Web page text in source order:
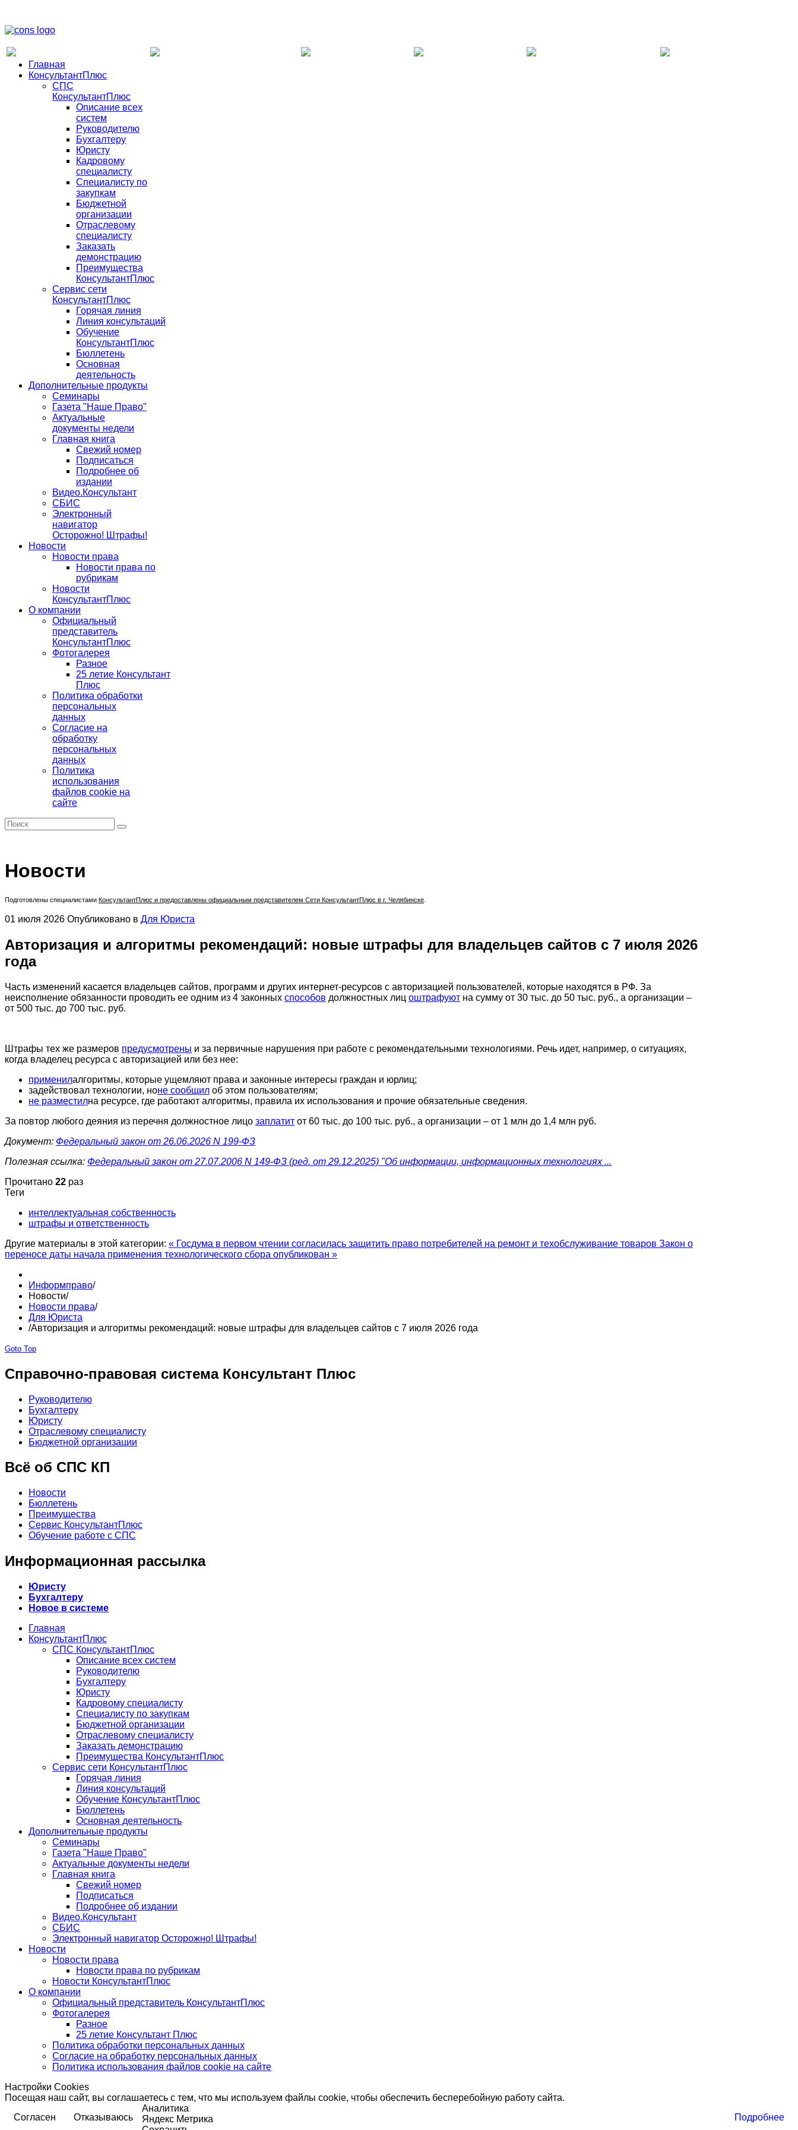
Главная
КонсультантПлюс
СПС
КонсультантПлюс
Описание всех
систем
Руководителю
Бухгалтеру
Юристу
Кадровому
специалисту
Специалисту по
закупкам
Бюджетной
организации
Отраслевому
специалисту
Заказать
демонстрацию
Преимущества
КонсультантПлюс
Сервис сети
КонсультантПлюс
Горячая линия
Линия консультаций
Обучение
КонсультантПлюс
Бюллетень
Основная
деятельность
Дополнительные продукты
Семинары
Газета "Наше Право"
Актуальные
документы недели
Главная книга
Свежий номер
Подписаться
Подробнее об
издании
Видео.Консультант
СБИС
Электронный
навигатор
Осторожно! Штрафы!
Новости
Новости права
Новости права по
рубрикам
Новости
КонсультантПлюс
О компании
Официальный
представитель
КонсультантПлюс
Фотогалерея
Разное
25 летие Консультант
Плюс
Политика обработки
персональных
данных
Согласие на
обработку
персональных
данных
Политика
использования
файлов cookie на
сайте
Новости
Подготовлены специалистами КонсультантПлюс и предоставлены официальным представителем Сети КонсультантПлюс в г. Челябинске
01 июля 2026 Опубликовано в Для Юриста
Авторизация и алгоритмы рекомендаций: новые штрафы для владельцев сайтов с 7 июля 2026
года
Часть изменений касается владельцев сайтов, программ и других интернет-ресурсов с авторизацией пользователей, которые находятся в РФ. За
неисполнение обязанности проводить ее одним из 4 законных способов должностных лиц оштрафуют на сумму от 30 тыс. до 50 тыс. руб., а организации –
от 500 тыс. до 700 тыс. руб.
Штрафы тех же размеров предусмотрены и за первичные нарушения при работе с рекомендательными технологиями. Речь идет, например, о ситуациях,
когда владелец ресурса с авторизацией или без нее:
применилалгоритмы, которые ущемляют права и законные интересы граждан и юрлиц;
задействовал технологии, ноне сообщил об этом пользователям;
не разместилна ресурсе, где работают алгоритмы, правила их использования и прочие обязательные сведения.
За повтор любого деяния из перечня должностное лицо заплатит от 60 тыс. до 100 тыс. руб., а организации – от 1 млн до 1,4 млн руб.
Документ: Федеральный закон от 26.06.2026 N 199-ФЗ
Полезная ссылка: Федеральный закон от 27.07.2006 N 149-ФЗ (ред. от 29.12.2025) "Об информации, информационных технологиях ...
Прочитано 22 раз
Теги
интеллектуальная собственность
штрафы и ответственность
Другие материалы в этой категории: « Госдума в первом чтении согласилась защитить право потребителей на ремонт и техобслуживание товаров Закон о
переносе даты начала применения технологического сбора опубликован »
Информправо/
Новости/
Новости права/
Для Юриста
/Авторизация и алгоритмы рекомендаций: новые штрафы для владельцев сайтов с 7 июля 2026 года
Goto Top
Справочно-правовая система Консультант Плюс
Руководителю
Бухгалтеру
Юристу
Отраслевому специалисту
Бюджетной организации
Всё об СПС КП
Новости
Бюллетень
Преимущества
Сервис КонсультантПлюс
Обучение работе с СПС
Информационная рассылка
Юристу
Бухгалтеру
Новое в системе
Главная
КонсультантПлюс
СПС КонсультантПлюс
Описание всех систем
Руководителю
Бухгалтеру
Юристу
Кадровому специалисту
Специалисту по закупкам
Бюджетной организации
Отраслевому специалисту
Заказать демонстрацию
Преимущества КонсультантПлюс
Сервис сети КонсультантПлюс
Горячая линия
Линия консультаций
Обучение КонсультантПлюс
Бюллетень
Основная деятельность
Дополнительные продукты
Семинары
Газета "Наше Право"
Актуальные документы недели
Главная книга
Свежий номер
Подписаться
Подробнее об издании
Видео.Консультант
СБИС
Электронный навигатор Осторожно! Штрафы!
Новости
Новости права
Новости права по рубрикам
Новости КонсультантПлюс
О компании
Официальный представитель КонсультантПлюс
Фотогалерея
Разное
25 летие Консультант Плюс
Политика обработки персональных данных
Согласие на обработку персональных данных
Политика использования файлов cookie на сайте
Настройки Cookies
Посещая наш сайт, вы соглашаетесь с тем, что мы используем файлы cookie, чтобы обеспечить бесперебойную работу сайта.
Согласен
Отказываюсь Подробнее
Аналитика
Яндекс Метрика